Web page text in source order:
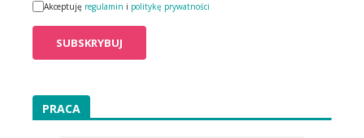
Akceptuję regulamin i politykę prywatności
PRACA